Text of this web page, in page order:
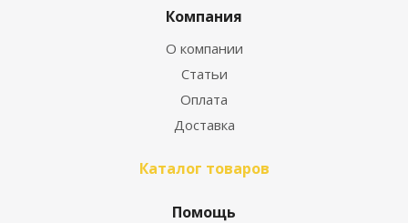
Компания
О компании
Статьи
Оплата
Доставка
Каталог товаров
Помощь